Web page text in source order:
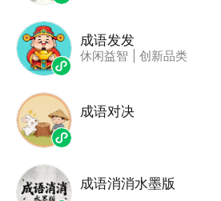
成语发发
休闲益智 创新品类
成语对决
成语消消水墨版